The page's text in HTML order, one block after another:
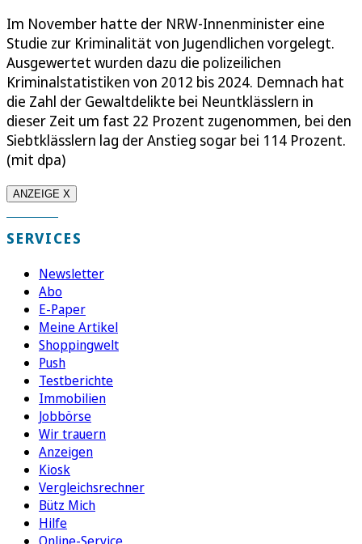
Im November hatte der NRW-Innenminister eine
Studie zur Kriminalität von Jugendlichen vorgelegt.
Ausgewertet wurden dazu die polizeilichen
Kriminalstatistiken von 2012 bis 2024. Demnach hat
die Zahl der Gewaltdelikte bei Neuntklässlern in
dieser Zeit um fast 22 Prozent zugenommen, bei den
Siebtklässlern lag der Anstieg sogar bei 114 Prozent.
(mit dpa)
ANZEIGE X
SERVICES
Newsletter
Abo
E-Paper
Meine Artikel
Shoppingwelt
Push
Testberichte
Immobilien
Jobbörse
Wir trauern
Anzeigen
Kiosk
Vergleichsrechner
Bütz Mich
Hilfe